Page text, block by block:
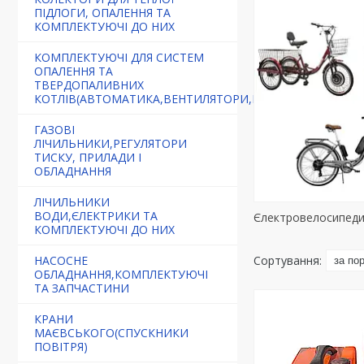
ПІДЛОГИ, ОПАЛЕННЯ ТА
КОМПЛЕКТУЮЧІ ДО НИХ
КОМПЛЕКТУЮЧІ ДЛЯ СИСТЕМ
ОПАЛЕННЯ ТА
ТВЕРДОПАЛИВНИХ
КОТЛІВ(АВТОМАТИКА,ВЕНТИЛЯТОРИ,РЕГУЛЯТОРИ)
ГАЗОВІ
ЛІЧИЛЬНИКИ,РЕГУЛЯТОРИ
ТИСКУ, ПРИЛАДИ І
ОБЛАДНАННЯ
ЛІЧИЛЬНИКИ
ВОДИ,ЄЛЕКТРИКИ ТА
КОМПЛЕКТУЮЧІ ДО НИХ
НАСОСНЕ
ОБЛАДНАННЯ,КОМПЛЕКТУЮЧІ
ТА ЗАПЧАСТИНИ
КРАНИ
МАЄВСЬКОГО(СПУСКНИКИ
ПОВІТРЯ)